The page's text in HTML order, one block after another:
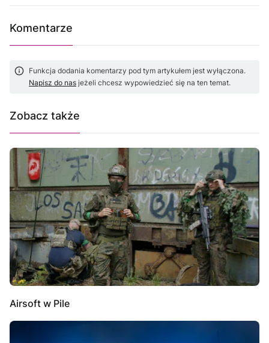
Komentarze
Funkcja dodania komentarzy pod tym artykułem jest wyłączona.
Napisz do nas jeżeli chcesz wypowiedzieć się na ten temat.
Zobacz także
Airsoft w Pile